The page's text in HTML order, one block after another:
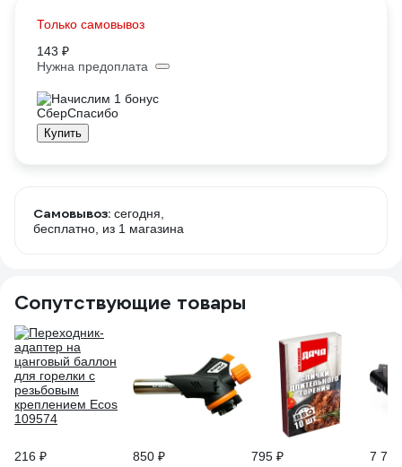
Только самовывоз
143 ₽
Нужна предоплата
Начислим 1 бонус
Купить
Самовывоз: сегодня,
бесплатно , из 1 магазина
Сопутствующие товары
216 ₽
850 ₽
795 ₽
7